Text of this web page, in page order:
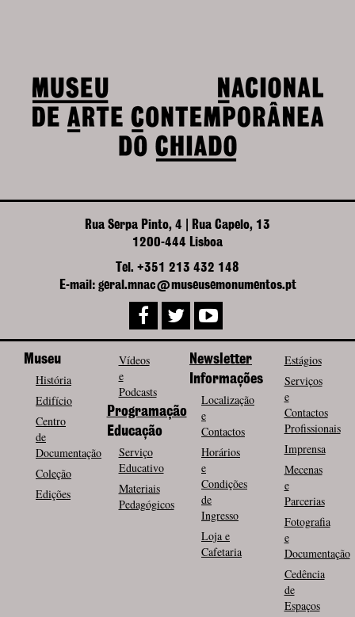
Rua Serpa Pinto, 4 | Rua Capelo, 13
1200-444 Lisboa
Tel. +351 213 432 148
E-mail: geral.mnac@museusemonumentos.pt
Museu
História
Edifício
Centro
de
Documentação
Coleção
Edições
Vídeos
e
Podcasts
Programação
Educação
Serviço
Educativo
Materiais
Pedagógicos
Newsletter
Informações
Localização
e
Contactos
Horários
e
Condições
de
Ingresso
Loja e
Cafetaria
Estágios
Serviços
e
Contactos
Profissionais
Imprensa
Mecenas
e
Parcerias
Fotografia
e
Documentação
Cedência
de
Espaços